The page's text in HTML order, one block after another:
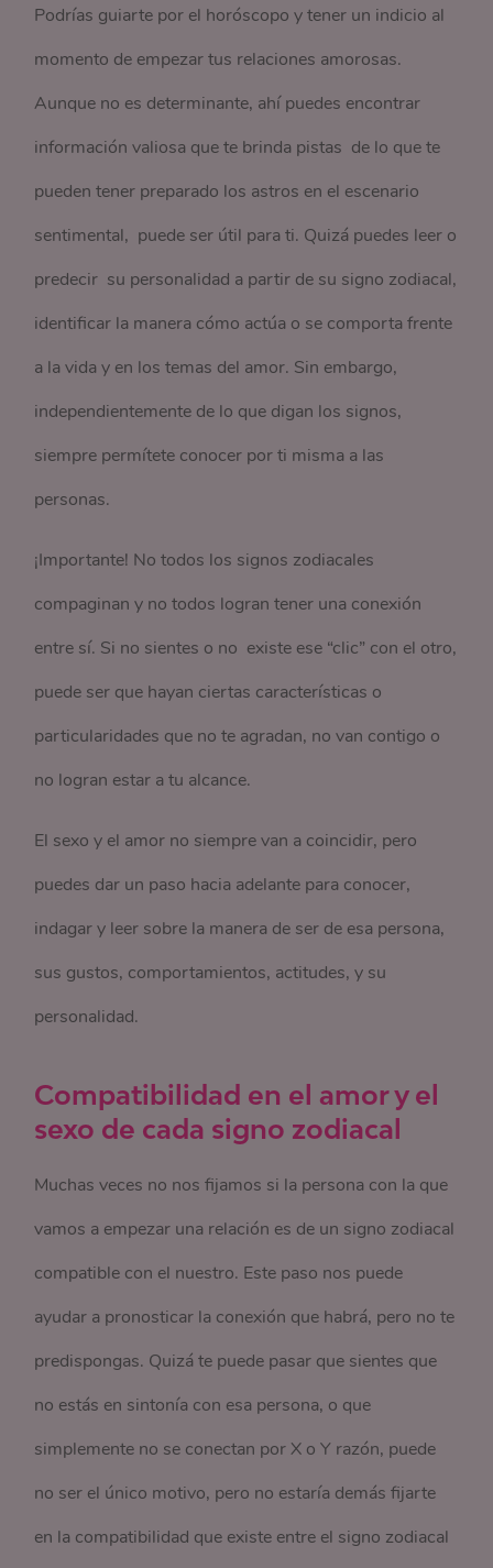
Podrías guiarte por el horóscopo y tener un indicio al
momento de empezar tus relaciones amorosas.
Aunque no es determinante, ahí puedes encontrar
información valiosa que te brinda pistas de lo que te
pueden tener preparado los astros en el escenario
sentimental, puede ser útil para ti. Quizá puedes leer o
predecir su personalidad a partir de su signo zodiacal,
identificar la manera cómo actúa o se comporta frente
a la vida y en los temas del amor. Sin embargo,
independientemente de lo que digan los signos,
siempre permítete conocer por ti misma a las
personas.
¡Importante! No todos los signos zodiacales
compaginan y no todos logran tener una conexión
entre sí. Si no sientes o no existe ese “clic” con el otro,
puede ser que hayan ciertas características o
particularidades que no te agradan, no van contigo o
no logran estar a tu alcance.
El sexo y el amor no siempre van a coincidir, pero
puedes dar un paso hacia adelante para conocer,
indagar y leer sobre la manera de ser de esa persona,
sus gustos, comportamientos, actitudes, y su
personalidad.
Compatibilidad en el amor y el
sexo de cada signo zodiacal
Muchas veces no nos fijamos si la persona con la que
vamos a empezar una relación es de un signo zodiacal
compatible con el nuestro. Este paso nos puede
ayudar a pronosticar la conexión que habrá, pero no te
predispongas. Quizá te puede pasar que sientes que
no estás en sintonía con esa persona, o que
simplemente no se conectan por X o Y razón, puede
no ser el único motivo, pero no estaría demás fijarte
en la compatibilidad que existe entre el signo zodiacal